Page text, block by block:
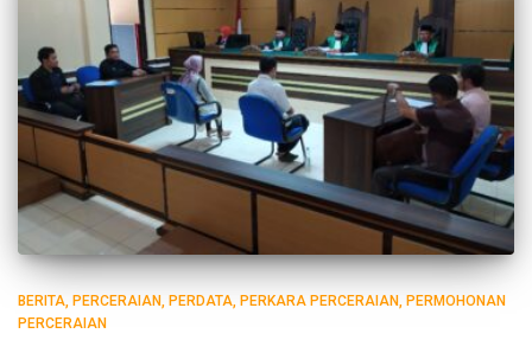
BERITA PERCERAIAN PERDATA PERKARA PERCERAIAN PERMOHONAN
PERCERAIAN